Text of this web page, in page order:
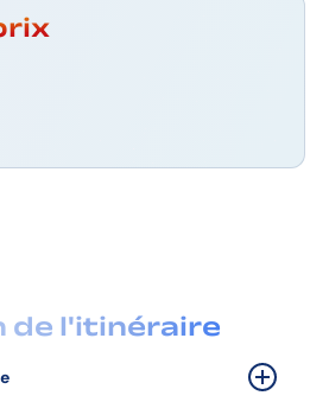
de l'itinéraire